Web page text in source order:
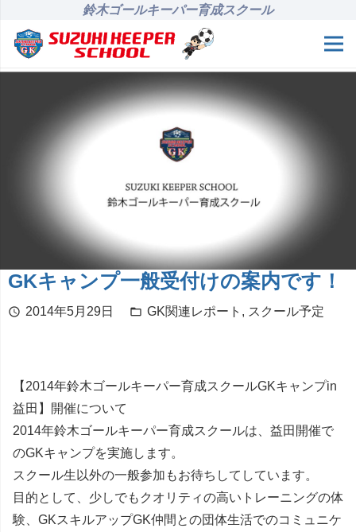
鈴木ゴールキーパー育成スクール
GKキャンプ一般受付けの案内です！
schedule 2014年5月29日 folder_open GK関連レポート , スクール予定
【2014年鈴木ゴールキーパー育成スクールGKキャンプin
益田】開催について
2014年鈴木ゴールキーパー育成スクールは、益田開催で
のGKキャンプを実施します。
スクール生以外の一般参加もお待ちしてしています。
目的として、少しでもクオリティの高いトレーニングの体
験、GKスキルアップGK仲間との団体生活でのコミュニケ